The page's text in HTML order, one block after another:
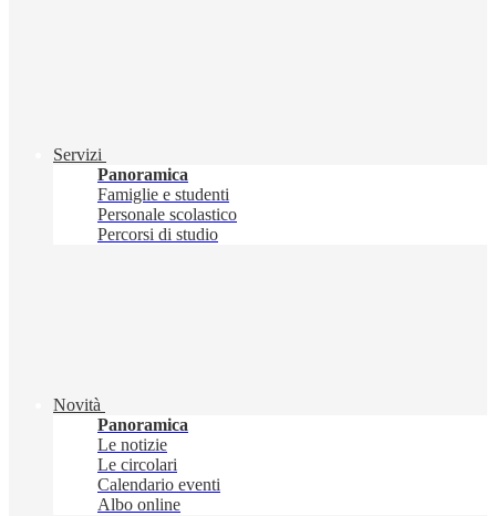
Servizi
Panoramica
Famiglie e studenti
Personale scolastico
Percorsi di studio
Novità
Panoramica
Le notizie
Le circolari
Calendario eventi
Albo online